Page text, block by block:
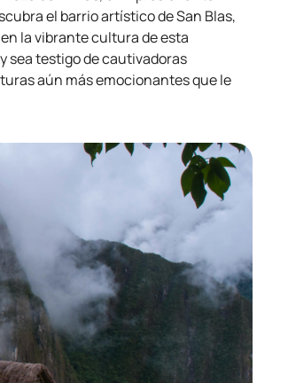
el barrio artístico de San Blas,
la vibrante cultura de esta
sea testigo de cautivadoras
aún más emocionantes que le